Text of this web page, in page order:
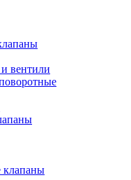
вентили
клапаны